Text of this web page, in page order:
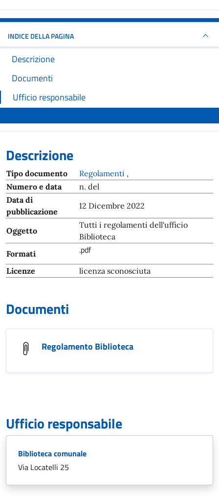
INDICE DELLA PAGINA
Descrizione
Documenti
Ufficio responsabile
Descrizione
Tipo documento Regolamenti ,
Numero e data
n. del
Data di
pubblicazione
12 Dicembre 2022
Oggetto
Tutti i regolamenti dell'ufficio
Biblioteca
Formati
.pdf
Licenze licenza sconosciuta
Documenti
Regolamento Biblioteca
Ufficio responsabile
Biblioteca comunale
Via Locatelli 25